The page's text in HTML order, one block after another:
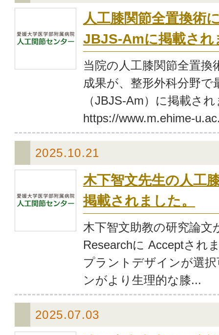
人工膝関節全置換術
JBJS-Amに掲載され
当院の人工膝関節全置換
成果が、整形外科分野
（JBJS-Am）に掲載さ
https://www.m.ehime-
2025.10.21
木下智文先生の人工
掲載されました。
木下智文助教の研究論文
Researchに Acceptされ
プラントデザインが選
ンがより生理的な膝...
2025.07.03